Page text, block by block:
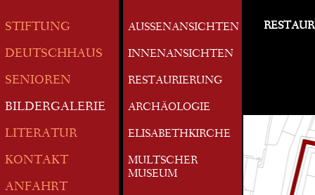
STIFTUNG
DEUTSCHHAUS
SENIOREN
BILDERGALERIE
LITERATUR
KONTAKT
ANFAHRT
AUSSENANSICHTEN
INNENANSICHTEN
RESTAURIERUNG
ARCHÄOLOGIE
ELISABETHKIRCHE
MULTSCHER
MUSEUM